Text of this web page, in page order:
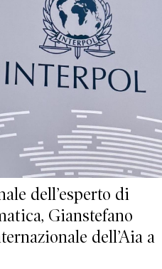
dell’esperto di
Gianstefano
dell’Aia a